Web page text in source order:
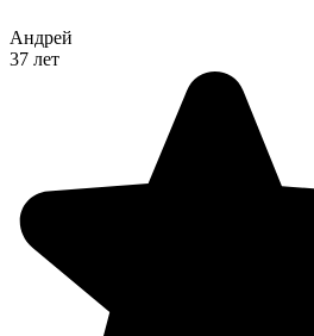
Андрей
37 лет